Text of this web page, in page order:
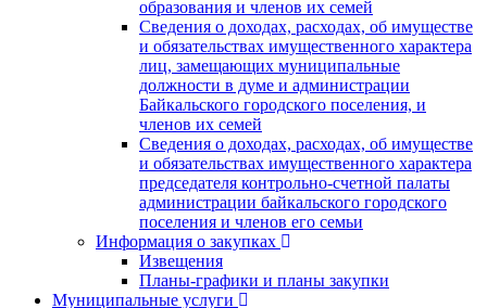
образования и членов их семей
Сведения о доходах, расходах, об имуществе
и обязательствах имущественного характера
лиц, замещающих муниципальные
должности в думе и администрации
Байкальского городского поселения, и
членов их семей
Сведения о доходах, расходах, об имуществе
и обязательствах имущественного характера
председателя контрольно-счетной палаты
администрации байкальского городского
поселения и членов его семьи
Информация о закупках
Извещения
Планы-графики и планы закупки
Муниципальные услуги